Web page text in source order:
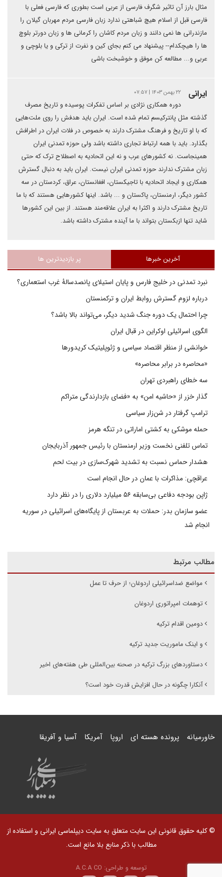
مثال بارز آن تاثیر شگرف فارسی از عربی است بطوری که فارسی فعلی با
فارسی قبل از اسلام هیچ شباهتی ندارد زبان فارسی مردم مهربان گیلان را
مازندرانی ها نمی دانند و زبان مردم کاشان را کرمانی ها و زبان دورتر بلوچ
ها را هیچکدام-- پیشنهاد می کنم بجای کین و نفرت از ترکی و یا بلوچی و
عربی و... مطالعه کن موفق و خوشبخت باشی
ایرانی ۲۲ بهمن ۱۴۰۳ | ۰۷:۵۷
دوره همکاری نژادی بر اساس تفکرات پوسیده و تاریخ مصرف
گذشته مثل پانترکیسم تمام شده است. ایران باید هدفش را روی ملت‌هایی
که با او تاریخ و فرهنگ مشترک دارند به خصوص در فلات ایران در اطرافش
بگذارد. باید با همه ارتباط تجاری داشته باشد ولی حوزه تمدنی ایران
همینجاست. نه کشورهای عرب و نه این اتحادیه به اصطلاح ترک که حتی
زبان مشترک ندارند حوزه تمدنی ایران نیست. ایران باید به دنبال گسترش
همکاری و ایجاد اتحادیه با تاجیکستان، افغانستان، عراق، کردستان در سه
کشور دیگر، ارمنستان، پاکستان و ... باشد. اینها کشورهایی هستند که با ما
تاریخ مشترک دارند و اکثرا به ایران علاقه‌مند هستند. از بین این کشورها
شاید تنها ازبکستان بتواند با ما آینده مشترک داشته باشد.
آخرین خبرها پر بازدیدترین ها
نبرد تمدنی در خلیج فارس و پایان استیلای پانصدسالۀ غرب استعماری؟
درباره لزوم گسترش روابط ایران و ترکمنستان
چرا احتمال یک دوره جنگ شدید دیگر، می‌تواند بالا باشد؟
الگوی اسرائیلی اوکراین در قبال ایران
خوانشی از منظر اقتصاد سیاسی و ژئوپلیتیک کریدورها
«محاصره در برابر محاصره»
سه خطای راهبردی تهران
گذار خزر از «حاشیه امن» به «فضای بازدارندگی متراکم
ترامپ گرفتار در شن‌زار سیاسی
حمله موشکی به کشتی اماراتی در تنگه هرمز
تماس تلفنی نخست وزیر ارمنستان با رئیس جمهور آذربایجان
هشدار حماس نسبت به تشدید شهرک‌سازی در بیت‌ لحم
عراقچی: مذاکرات با عمان در حال انجام است
ژاپن بودجه دفاعی بی‌سابقه ۵۶ میلیارد دلاری را در نظر دارد
عضو سازمان بدر: حملات به عربستان از پایگاه‌های اسرائیلی در سوریه
انجام شد
مطالب مرتبط
مواضع ضداسرائیلی اردوغان؛ از حرف تا عمل
توهمات امپراتوری اردوغان
دومین اقدام ترکیه
و اینک ماموریت جدید ترکیه
دستاوردهای بزرگ ترکیه در صحنه بین‌المللی طی هفته‌های اخیر
آنکارا چگونه در حال افزایش قدرت خود است؟
خاورمیانه پرونده هسته ای اروپا آمریکا آسیا و آفریقا
© کلیه حقوق قانونی این سایت متعلق به سایت دیپلماسی ایرانی و استفاده از
مطالب با ذکر منابع بلا مانع است.
توسعه و طراحی: A.C.A CO